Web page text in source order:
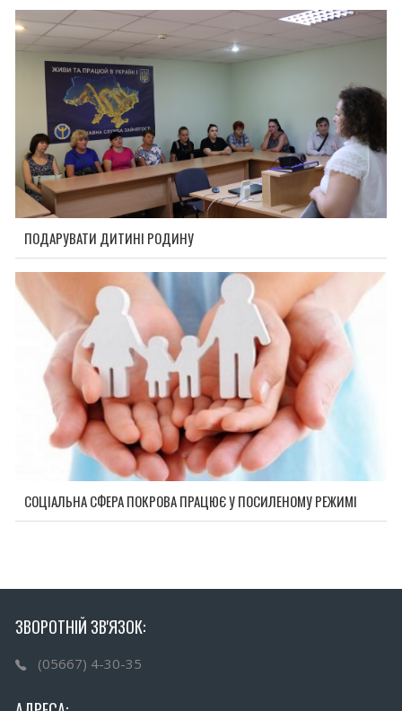
ПОДАРУВАТИ ДИТИНІ РОДИНУ
СОЦІАЛЬНА СФЕРА ПОКРОВА ПРАЦЮЄ У ПОСИЛЕНОМУ РЕЖИМІ
ЗВОРОТНІЙ ЗВ'ЯЗОК:
(05667) 4-30-35